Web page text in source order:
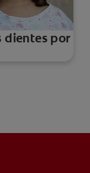
dientes por